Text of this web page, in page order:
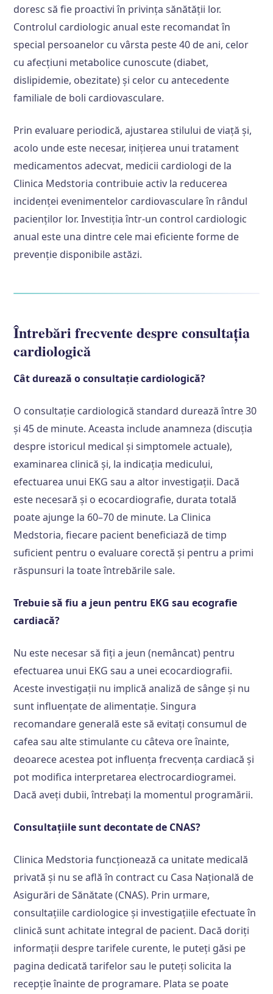
doresc să fie proactivi în privința sănătății lor.
Controlul cardiologic anual este recomandat în
special persoanelor cu vârsta peste 40 de ani, celor
cu afecțiuni metabolice cunoscute (diabet,
dislipidemie, obezitate) și celor cu antecedente
familiale de boli cardiovasculare.
Prin evaluare periodică, ajustarea stilului de viață și,
acolo unde este necesar, inițierea unui tratament
medicamentos adecvat, medicii cardiologi de la
Clinica Medstoria contribuie activ la reducerea
incidenței evenimentelor cardiovasculare în rândul
pacienților lor. Investiția într-un control cardiologic
anual este una dintre cele mai eficiente forme de
prevenție disponibile astăzi.
Întrebări frecvente despre consultația
cardiologică
Cât durează o consultație cardiologică?
O consultație cardiologică standard durează între 30
și 45 de minute. Aceasta include anamneza (discuția
despre istoricul medical și simptomele actuale),
examinarea clinică și, la indicația medicului,
efectuarea unui EKG sau a altor investigații. Dacă
este necesară și o ecocardiografie, durata totală
poate ajunge la 60–70 de minute. La Clinica
Medstoria, fiecare pacient beneficiază de timp
suficient pentru o evaluare corectă și pentru a primi
răspunsuri la toate întrebările sale.
Trebuie să fiu a jeun pentru EKG sau ecografie
cardiacă?
Nu este necesar să fiți a jeun (nemâncat) pentru
efectuarea unui EKG sau a unei ecocardiografii.
Aceste investigații nu implică analiză de sânge și nu
sunt influențate de alimentație. Singura
recomandare generală este să evitați consumul de
cafea sau alte stimulante cu câteva ore înainte,
deoarece acestea pot influența frecvența cardiacă și
pot modifica interpretarea electrocardiogramei.
Dacă aveți dubii, întrebați la momentul programării.
Consultațiile sunt decontate de CNAS?
Clinica Medstoria funcționează ca unitate medicală
privată și nu se află în contract cu Casa Națională de
Asigurări de Sănătate (CNAS). Prin urmare,
consultațiile cardiologice și investigațiile efectuate în
clinică sunt achitate integral de pacient. Dacă doriți
informații despre tarifele curente, le puteți găsi pe
pagina dedicată tarifelor sau le puteți solicita la
recepție înainte de programare. Plata se poate